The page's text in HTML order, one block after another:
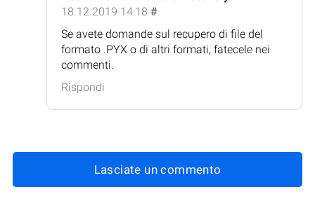
18.12.2019 14:18 #
Se avete domande sul recupero di file del
formato .PYX o di altri formati, fatecele nei
commenti.
Rispondi
Lasciate un commento